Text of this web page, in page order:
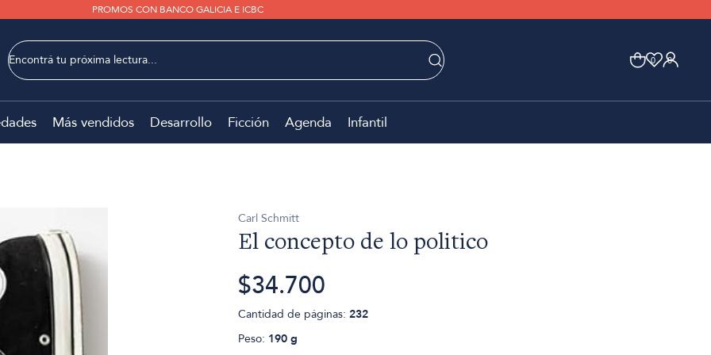
PROMOS CON BANCO GALICIA E ICBC
0 0
Más vendidos Desarrollo Ficción Agenda Infantil
Carl Schmitt
El concepto de lo politico
$34.700
Cantidad de páginas: 232
Peso: 190 g